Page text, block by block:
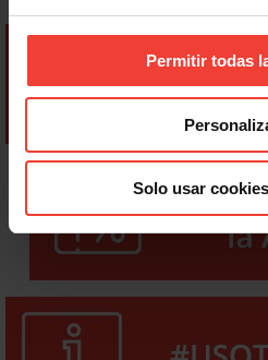
Permitir todas
Solo usar